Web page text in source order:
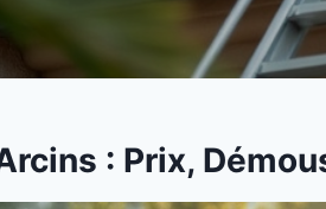
: Prix,